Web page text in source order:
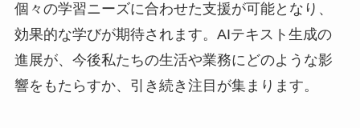
個々の学習ニーズに合わせた支援が可能となり、
効果的な学びが期待されます。AIテキスト生成の
進展が、今後私たちの生活や業務にどのような影
響をもたらすか、引き続き注目が集まります。